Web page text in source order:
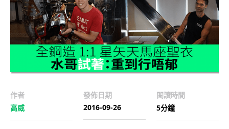
作者
高威
發佈日期
2016-09-26
閱讀時間
5分鐘